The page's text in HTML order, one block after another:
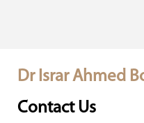
Dr Israr Ahmed
Contact Us